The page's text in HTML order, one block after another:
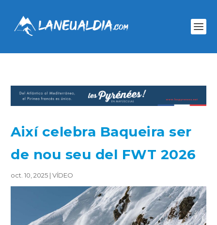
Així celebra Baqueira ser
de nou seu del FWT 2026
oct. 10, 2025 |VÍDEO